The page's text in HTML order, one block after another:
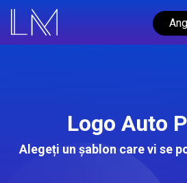
Logo Auto
Alegeți un șablon care vi se